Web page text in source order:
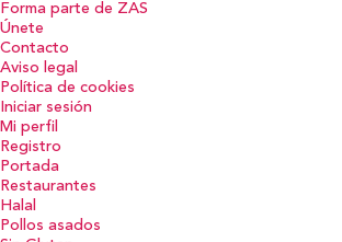
Forma parte de ZAS
Únete
Contacto
Aviso legal
Política de cookies
Iniciar sesión
Mi perfil
Registro
Portada
Restaurantes
Halal
Pollos asados